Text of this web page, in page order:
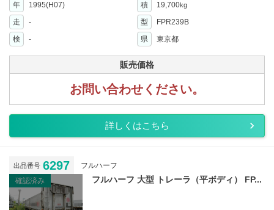
年
1995(H07) 積 19,700kg
走 - 型
FPR239B
検
- 県 東京都
販売価格
お問い合わせください。
詳しくはこちら
出品番号 6297
フルハーフ
確認済み
フルハーフ 大型 トレーラ（平ボディ） FP...